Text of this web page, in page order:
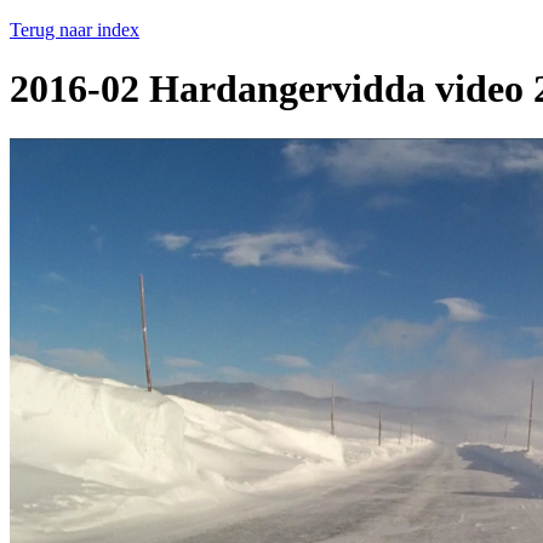
Terug naar index
2016-02 Hardangervidda video